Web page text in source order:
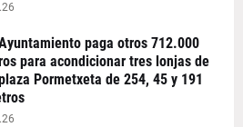
paga otros 712.000
para acondicionar tres lonjas de
Pormetxeta de 254, 45 y 191